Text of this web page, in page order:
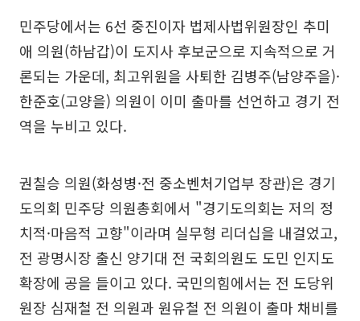
민주당에서는 6선 중진이자 법제사법위원장인 추미
애 의원(하남갑)이 도지사 후보군으로 지속적으로 거
론되는 가운데, 최고위원을 사퇴한 김병주(남양주을)·
한준호(고양을) 의원이 이미 출마를 선언하고 경기 전
역을 누비고 있다.
권칠승 의원(화성병·전 중소벤처기업부 장관)은 경기
도의회 민주당 의원총회에서 "경기도의회는 저의 정
치적·마음적 고향"이라며 실무형 리더십을 내걸었고,
전 광명시장 출신 양기대 전 국회의원도 도민 인지도
확장에 공을 들이고 있다. 국민의힘에서는 전 도당위
원장 심재철 전 의원과 원유철 전 의원이 출마 채비를